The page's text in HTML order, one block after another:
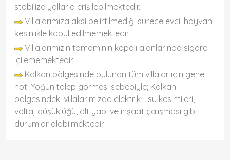
stabilize yollarla erişilebilmektedir.
Villalarımıza aksi belirtilmediği sürece evcil hayvan
kesinlikle kabul edilmemektedir.
Villalarımızın tamamının kapalı alanlarında sigara
içilememektedir.
Kalkan bölgesinde bulunan tüm villalar için genel
not: Yoğun talep görmesi sebebiyle; Kalkan
bölgesindeki villalarımızda elektrik - su kesintileri,
voltaj düşüklüğü, alt yapı ve inşaat çalışması gibi
durumlar olabilmektedir.